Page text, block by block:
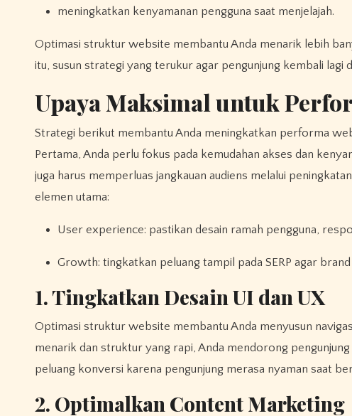
meningkatkan kenyamanan pengguna saat menjelajah.
Optimasi struktur website membantu Anda menarik lebih banyak pengunjung sekaligus membangun UX yang nyaman. Karena
itu, susun strategi yang terukur agar pengunjung kembali lagi
Upaya Maksimal untuk
Strategi berikut membantu Anda meningkatkan performa website melalui pengalaman pengguna dan pertumbuhan traffic.
Pertama, Anda perlu fokus pada kemudahan akses dan
juga harus memperluas jangkauan audiens melalui
elemen utama:
User experience: pastikan desain ramah pengguna,
Growth: tingkatkan peluang tampil pada SERP agar
1. Tingkatkan Desain UI dan UX
Optimasi struktur website membantu Anda menyusun
menarik dan struktur yang rapi, Anda mendorong
peluang konversi karena pengunjung merasa nyaman saat
2. Optimalkan Content Marketing